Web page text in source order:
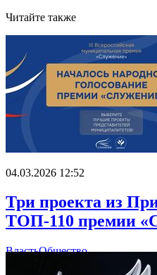
Читайте также
04.03.2026 12:52
Три проекта из
ТОП-110 премии
ВластьОбщество